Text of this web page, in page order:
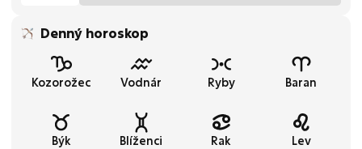
Denný horoskop
Kozorožec Vodnár Ryby Baran
Býk Blíženci Rak Lev